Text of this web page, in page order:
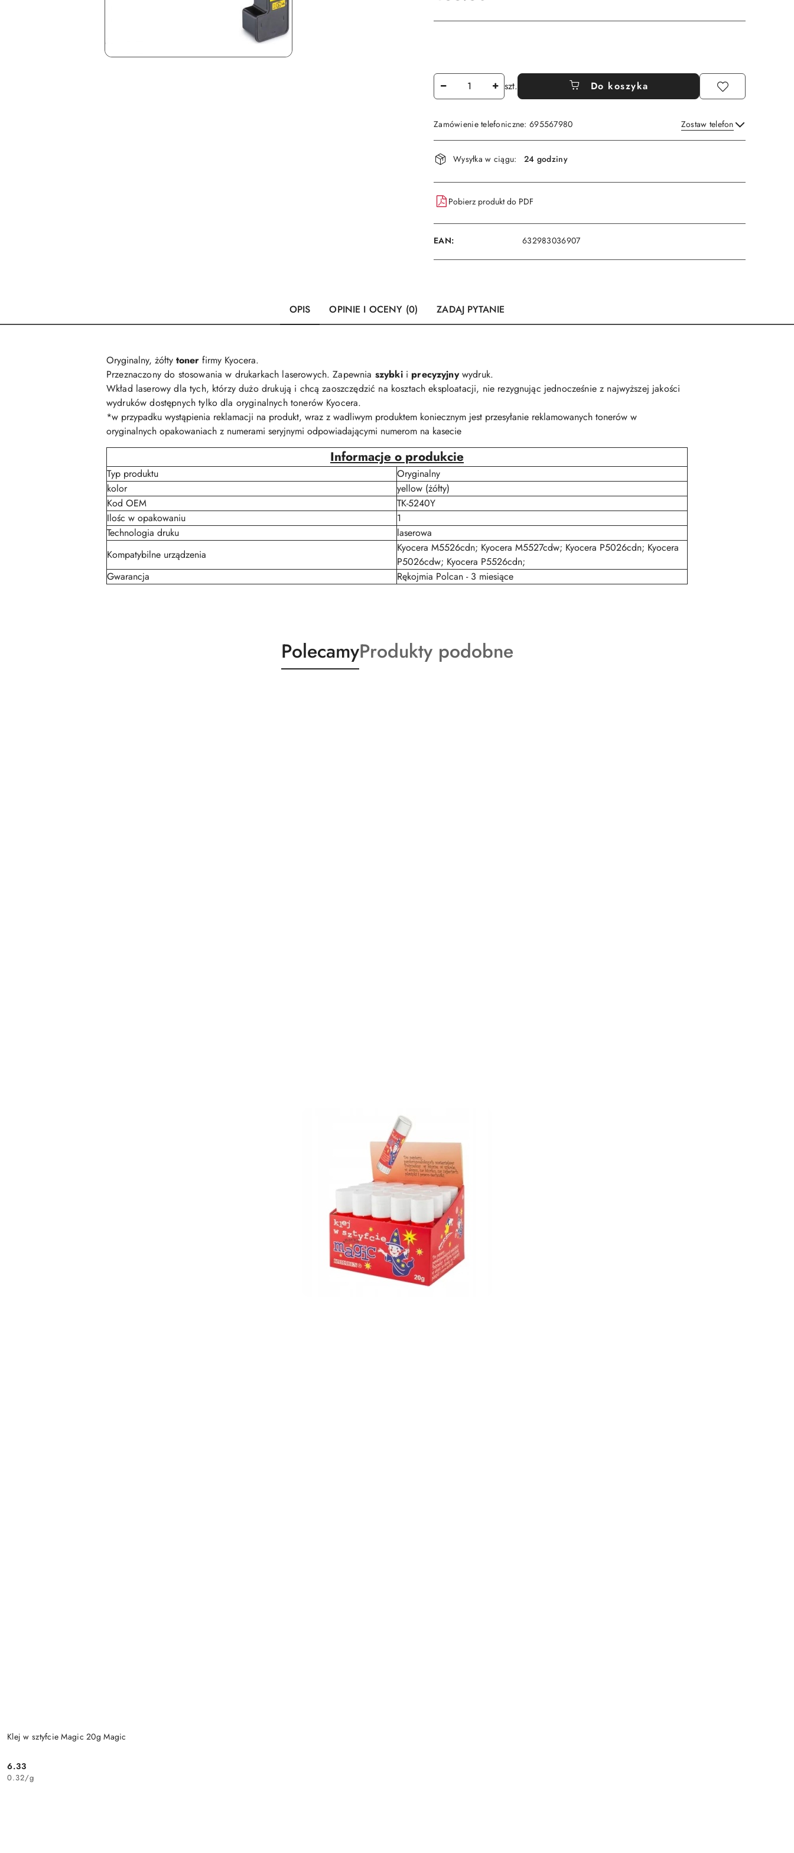
Ilość szt. Do koszyka
Zamówienie telefoniczne: 695567980 Zostaw telefon
Wyślij
Dostępność
i
dostawa
Wysyłka w ciągu: 24 godziny
Pobierz produkt do PDF
EAN: 632983036907
OPIS OPINIE I OCENY (0) ZADAJ PYTANIE
Oryginalny, żółty toner firmy Kyocera.
Przeznaczony do stosowania w drukarkach laserowych. Zapewnia szybki i precyzyjnywydruk.
Wkład laserowy dla tych, którzy dużo drukują i chcą zaoszczędzić na kosztach eksploatacji, nie rezygnując jednocześnie z najwyższej jakości
wydruków dostępnych tylko dla oryginalnych tonerów Kyocera.
*w przypadku wystąpienia reklamacji na produkt, wraz z wadliwym produktem koniecznym jest przesyłanie reklamowanych tonerów w
oryginalnych opakowaniach z numerami seryjnymi odpowiadającymi numerom na kasecie
Informacje o produkcie
Typ produktu
Oryginalny
kolor
yellow (żółty)
Kod OEM
TK-5240Y
Ilośc w opakowaniu
1
Technologia druku
laserowa
Kompatybilne urządzenia
Kyocera M5526cdn; Kyocera M5527cdw; Kyocera P5026cdn; Kyocera
P5026cdw; Kyocera P5526cdn;
Gwarancja
Rękojmia Polcan - 3 miesiące
Produkty
o
PolecamyProdukty
o
Produkty podobne
Klej w sztyfcie Magic 20g Magic
Cena:
6.33
0.32/g